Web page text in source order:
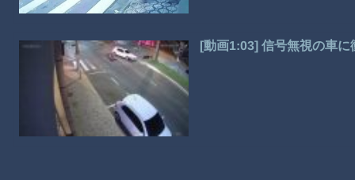
[動画1:03] 信号無視の車